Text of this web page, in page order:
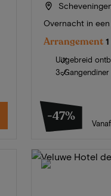
Overnacht in
Arrangement
Uitgebreid
3-Gangendiner
-47% Vanaf